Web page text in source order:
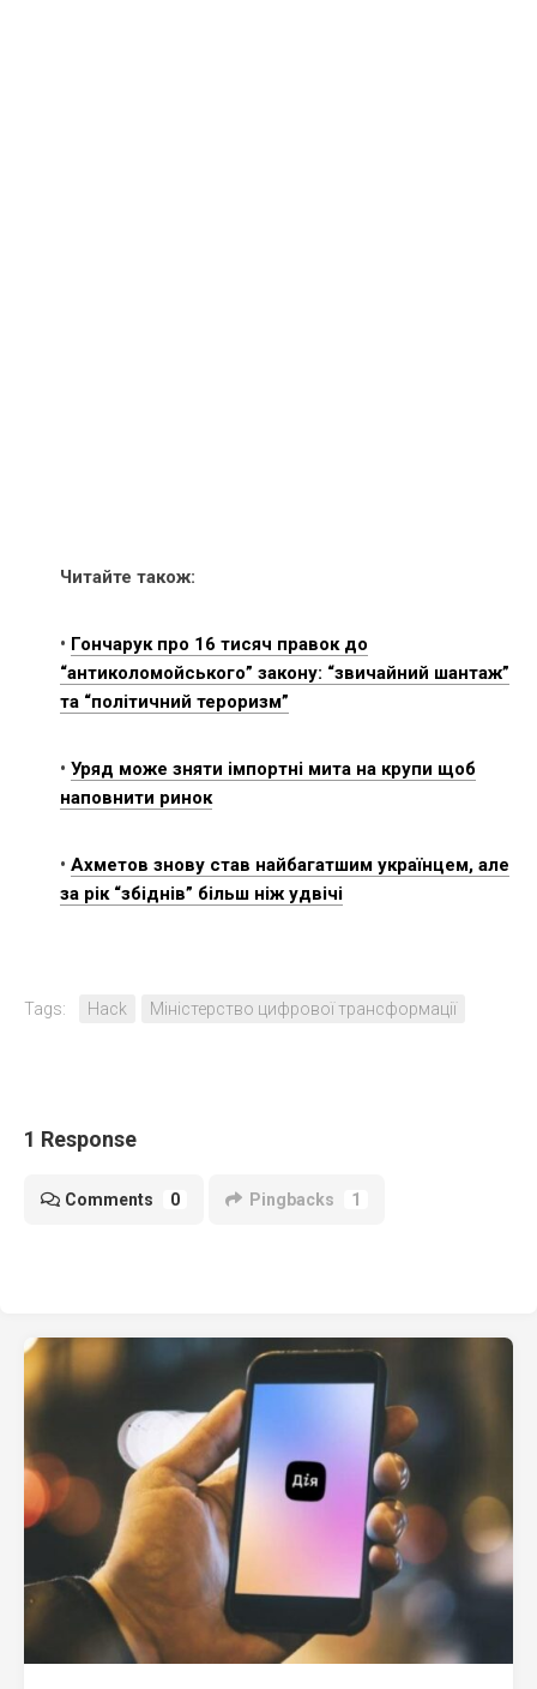
Читайте також:
• Гончарук про 16 тисяч правок до
“антиколомойського” закону: “звичайний шантаж”
та “політичний тероризм”
• Уряд може зняти імпортні мита на крупи щоб
наповнити ринок
• Ахметов знову став найбагатшим українцем, але
за рік “збіднів” більш ніж удвічі
Tags: Hack Міністерство цифрової трансформації
1 Response
Comments 0 Pingbacks 1